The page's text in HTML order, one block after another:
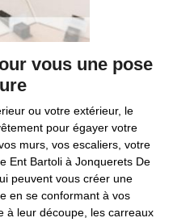
vous une pose
ou votre extérieur, le
pour égayer votre
murs, vos escaliers, votre
Ent Bartoli à Jonquerets De
peuvent vous créer une
en se conformant à vos
à leur découpe, les carreaux